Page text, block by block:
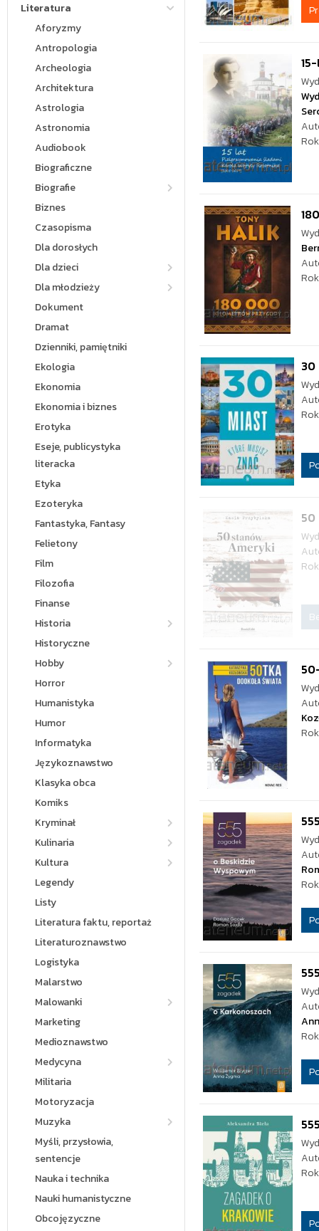
Literatura
Aforyzmy
Antropologia
Archeologia
Architektura
Astrologia
Astronomia
Audiobook
Biograficzne
Biografie
Biznes
Czasopisma
Dla dorosłych
Dla dzieci
Dla młodzieży
Dokument
Dramat
Dzienniki, pamiętniki
Ekologia
Ekonomia
Ekonomia i biznes
Erotyka
Eseje, publicystyka
literacka
Etyka
Ezoteryka
Fantastyka, Fantasy
Felietony
Film
Filozofia
Finanse
Historia
Historyczne
Hobby
Horror
Humanistyka
Humor
Informatyka
Językoznawstwo
Klasyka obca
Komiks
Kryminał
Kulinaria
Kultura
Legendy
Listy
Literatura faktu, reportaż
Literaturoznawstwo
Logistyka
Malarstwo
Malowanki
Marketing
Medioznawstwo
Medycyna
Militaria
Motoryzacja
Muzyka
Myśli, przysłowia,
sentencje
Nauka i technika
Nauki humanistyczne
Obcojęzyczne
30
50